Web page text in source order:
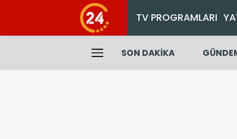
TV PROGRAMLARI
SON DAKİKA